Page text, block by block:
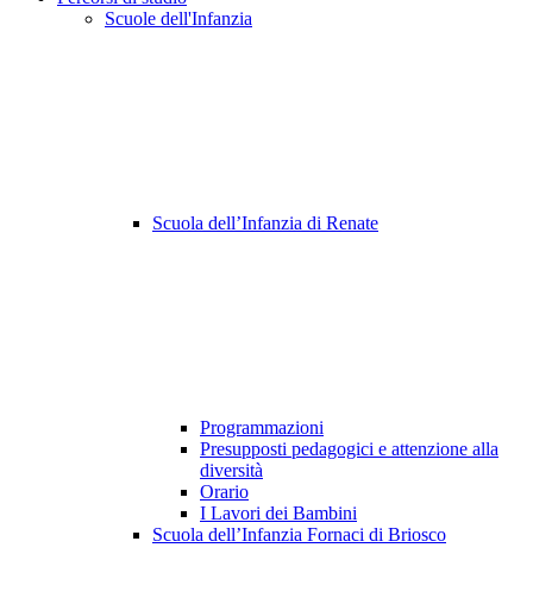
Scuole dell'Infanzia
Scuola dell’Infanzia di Renate
Programmazioni
Presupposti pedagogici e attenzione alla
diversità
Orario
I Lavori dei Bambini
Scuola dell’Infanzia Fornaci di Briosco